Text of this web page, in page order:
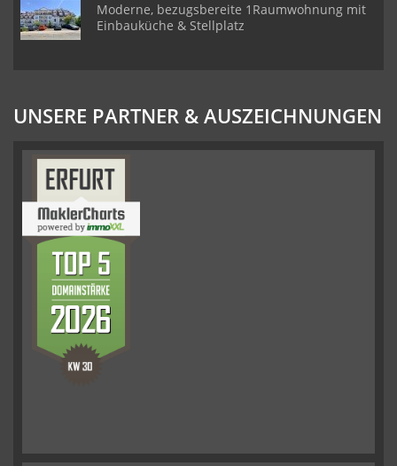
Moderne, bezugsbereite 1Raumwohnung mit
Einbauküche & Stellplatz
UNSERE PARTNER & AUSZEICHNUNGEN